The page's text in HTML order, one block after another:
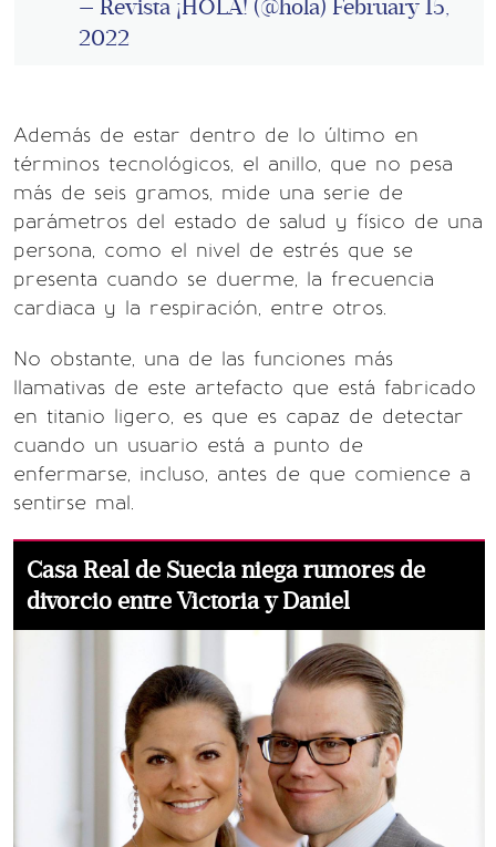
— Revista ¡HOLA! (@hola) February 15,
2022
Además de estar dentro de lo último en
términos tecnológicos, el anillo, que no pesa
más de seis gramos, mide una serie de
parámetros del estado de salud y físico de una
persona, como el nivel de estrés que se
presenta cuando se duerme, la frecuencia
cardiaca y la respiración, entre otros.
No obstante, una de las funciones más
llamativas de este artefacto que está fabricado
en titanio ligero, es que es capaz de detectar
cuando un usuario está a punto de
enfermarse, incluso, antes de que comience a
sentirse mal.
Casa Real de Suecia niega rumores de
divorcio entre Victoria y Daniel